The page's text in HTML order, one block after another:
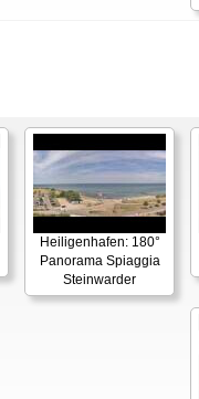
Heiligenhafen: 180°
Panorama Spiaggia
Steinwarder